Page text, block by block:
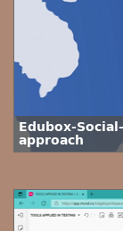
Edubox-
approach